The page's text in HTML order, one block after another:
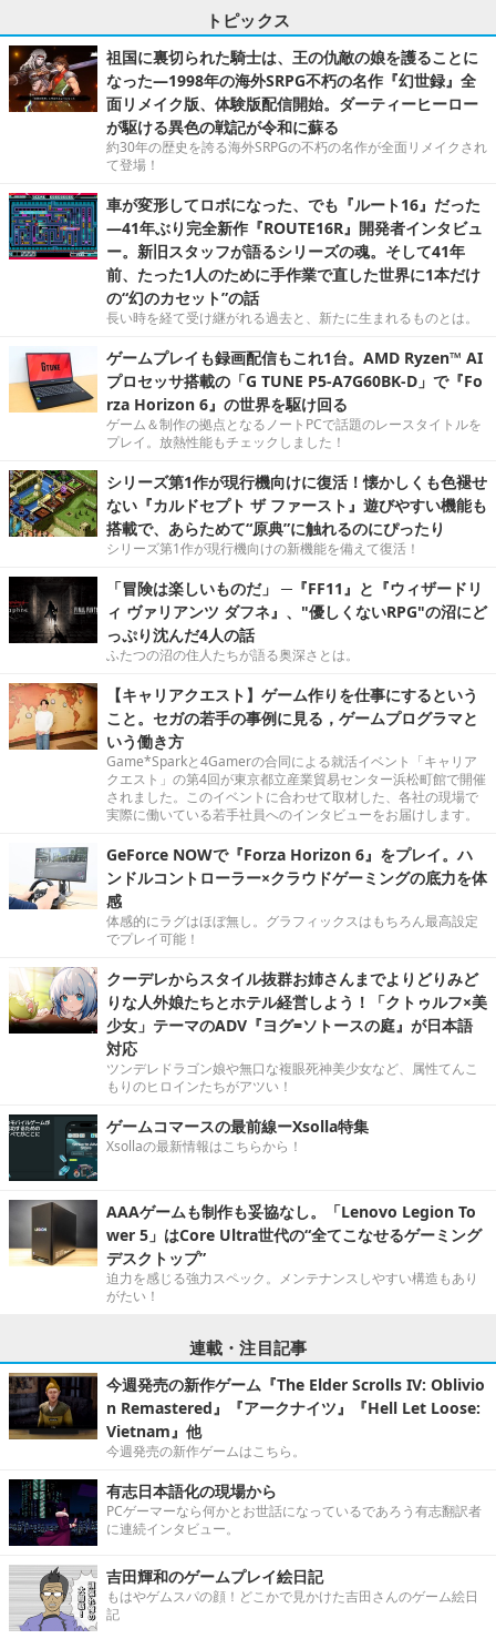
トピックス
祖国に裏切られた騎士は、王の仇敵の娘を護ることに
なった―1998年の海外SRPG不朽の名作『幻世録』全
面リメイク版、体験版配信開始。ダーティーヒーロー
が駆ける異色の戦記が令和に蘇る
約30年の歴史を誇る海外SRPGの不朽の名作が全面リメイクされ
て登場！
車が変形してロボになった、でも『ルート16』だった
―41年ぶり完全新作『ROUTE16R』開発者インタビュ
ー。新旧スタッフが語るシリーズの魂。そして41年
前、たった1人のために手作業で直した世界に1本だけ
の“幻のカセット”の話
長い時を経て受け継がれる過去と、新たに生まれるものとは。
ゲームプレイも録画配信もこれ1台。AMD Ryzen™ AI
プロセッサ搭載の「G TUNE P5-A7G60BK-D」で『Fo
rza Horizon 6』の世界を駆け回る
ゲーム＆制作の拠点となるノートPCで話題のレースタイトルを
プレイ。放熱性能もチェックしました！
シリーズ第1作が現行機向けに復活！懐かしくも色褪せ
ない『カルドセプト ザ ファースト』遊びやすい機能も
搭載で、あらためて“原典”に触れるのにぴったり
シリーズ第1作が現行機向けの新機能を備えて復活！
「冒険は楽しいものだ」 ─『FF11』と『ウィザードリ
ィ ヴァリアンツ ダフネ』、"優しくないRPG"の沼にど
っぷり沈んだ4人の話
ふたつの沼の住人たちが語る奥深さとは。
【キャリアクエスト】ゲーム作りを仕事にするという
こと。セガの若手の事例に見る，ゲームプログラマと
いう働き方
Game*Sparkと4Gamerの合同による就活イベント「キャリア
クエスト」の第4回が東京都立産業貿易センター浜松町館で開催
されました。このイベントに合わせて取材した、各社の現場で
実際に働いている若手社員へのインタビューをお届けします。
GeForce NOWで『Forza Horizon 6』をプレイ。ハ
ンドルコントローラー×クラウドゲーミングの底力を体
感
体感的にラグはほぼ無し。グラフィックスはもちろん最高設定
でプレイ可能！
クーデレからスタイル抜群お姉さんまでよりどりみど
りな人外娘たちとホテル経営しよう！「クトゥルフ×美
少女」テーマのADV『ヨグ=ソトースの庭』が日本語
対応
ツンデレドラゴン娘や無口な複眼死神美少女など、属性てんこ
もりのヒロインたちがアツい！
ゲームコマースの最前線ーXsolla特集
Xsollaの最新情報はこちらから！
AAAゲームも制作も妥協なし。「Lenovo Legion To
wer 5」はCore Ultra世代の“全てこなせるゲーミング
デスクトップ”
迫力を感じる強力スペック。メンテナンスしやすい構造もあり
がたい！
連載・注目記事
今週発売の新作ゲーム『The Elder Scrolls IV: Oblivio
n Remastered』『アークナイツ』『Hell Let Loose:
Vietnam』他
今週発売の新作ゲームはこちら。
有志日本語化の現場から
PCゲーマーなら何かとお世話になっているであろう有志翻訳者
に連続インタビュー。
吉田輝和のゲームプレイ絵日記
もはやゲムスパの顔！どこかで見かけた吉田さんのゲーム絵日
記